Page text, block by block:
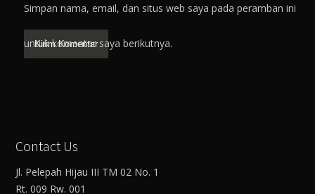
Simpan nama, email, dan situs web saya pada peramban ini
untuk komentar saya berikutnya.
Contact Us
Jl. Pelepah Hijau III TM 02 No. 1
Rt. 009 Rw. 001